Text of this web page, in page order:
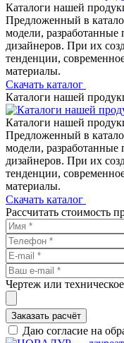
Каталоги нашей
Предложенный в
модели,
дизайнеров. При их
тенденции,
материалы.
Скачать каталог
Каталоги нашей
Каталоги нашей
Предложенный в
модели,
дизайнеров. При их
тенденции,
материалы.
Скачать каталог
Рассчитать стоимость
Чертеж или
Заказать расчёт
Даю согласие на